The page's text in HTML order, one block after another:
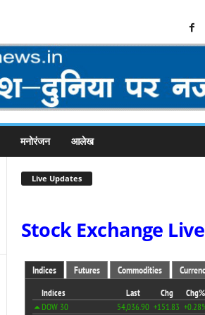
मनोरंजन आलेख
Live Updates
Stock Exchange Live